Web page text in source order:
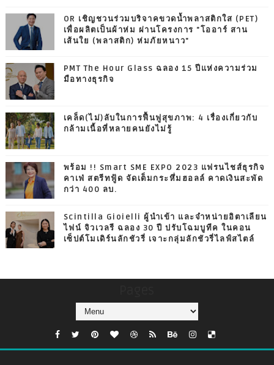
OR เชิญชวนร่วมบริจาคขวดน้ำพลาสติกใส (PET)
เพื่อผลิตเป็นผ้าห่ม ผ่านโครงการ "โออาร์ สาน
เส้นใย (พลาสติก) ห่มภัยหนาว"
PMT The Hour Glass ฉลอง 15 ปีแห่งความร่วม
มือทางธุรกิจ
เคล็ด(ไม่)ลับในการฟื้นฟูสุขภาพ: 4 เรื่องเกี่ยวกับ
กล้ามเนื้อที่หลายคนยังไม่รู้
พร้อม !! Smart SME EXPO 2023 แฟรนไชส์ธุรกิจ
คาเฟ่ สตรีทฟู้ด จัดเต็มกระหึ่มฮอลล์ คาดเงินสะพัด
กว่า 400 ลบ.
Scintilla Gioielli ผู้นำเข้า และจำหน่ายอิตาเลียน
ไฟน์ จิวเวลรี ฉลอง 30 ปี ปรับโฉมบูทีค ในคอน
เซ็ปต์โมเดิร์นลักชัวรี่ เจาะกลุ่มลักชัวรี่ไลฟ์สไตล์